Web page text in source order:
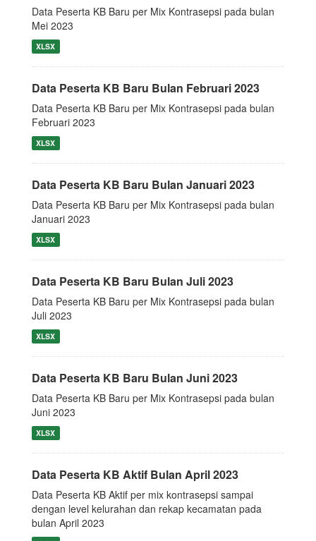
Data Peserta KB Baru per Mix Kontrasepsi pada bulan
Mei 2023
XLSX
Data Peserta KB Baru Bulan Februari 2023
Data Peserta KB Baru per Mix Kontrasepsi pada bulan
Februari 2023
XLSX
Data Peserta KB Baru Bulan Januari 2023
Data Peserta KB Baru per Mix Kontrasepsi pada bulan
Januari 2023
XLSX
Data Peserta KB Baru Bulan Juli 2023
Data Peserta KB Baru per Mix Kontrasepsi pada bulan
Juli 2023
XLSX
Data Peserta KB Baru Bulan Juni 2023
Data Peserta KB Baru per Mix Kontrasepsi pada bulan
Juni 2023
XLSX
Data Peserta KB Aktif Bulan April 2023
Data Peserta KB Aktif per mix kontrasepsi sampai
dengan level kelurahan dan rekap kecamatan pada
bulan April 2023